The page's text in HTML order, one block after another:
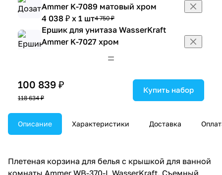
Ammer K-7089 матовый хром
4 038 ₽ x 1 шт4 750 ₽
Ершик для унитаза WasserKraft
Ammer K-7027 хром
4 260 ₽ x 1 шт
Корзина WasserKraft Ammer WB-
701 серая с рисунком
2 652 ₽ x 1 шт3 120 ₽
Корзина WasserKraft Ammer WB-
2 652 ₽ x 1 шт3 120 ₽
Крючок WasserKraft Ammer K-7023D
100 839 ₽
118 634 ₽
Купить набор
Описание Характеристики Доставка
Плетеная корзина для белья с крышкой для ванной
комнаты Ammer WB-370-L WasserKraft. Съемный